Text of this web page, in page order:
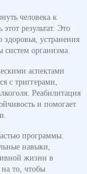
человека к
результат. Это
здоровья, устранения
организма.
аспектами
с триггерами,
Реабилитация
и помогает
программы.
навыки,
жизни в
то, чтобы